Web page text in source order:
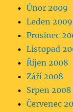
Únor 2009
Leden 2009
Prosinec
Listopad
Říjen 2008
Září 2008
Srpen 2008
Červenec